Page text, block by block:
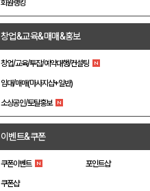
회원랭킹
창업&교육&매매&홍보
창업/교육/투잡/예약대행/컨설팅
임대/매매(마사지샵+일반)
소상공인/토탈홍보
이벤트&쿠폰
쿠폰이벤트 포인트샵
쿠폰샵